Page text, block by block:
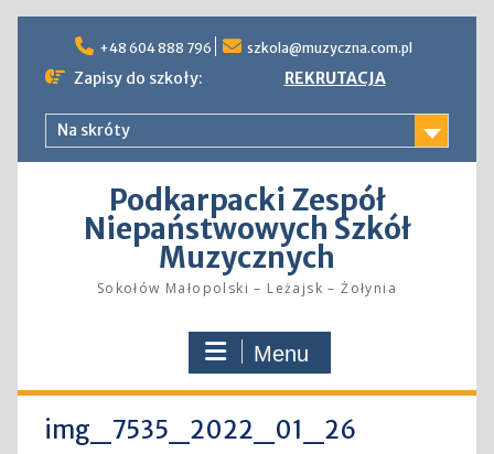
content
+48 604 888 796 szkola@muzyczna.com.pl
Zapisy do szkoły: REKRUTACJA
Na skróty
Podkarpacki Zespół
Niepaństwowych Szkół
Muzycznych
Sokołów Małopolski – Leżajsk – Żołynia
Menu
img_7535_2022_01_26